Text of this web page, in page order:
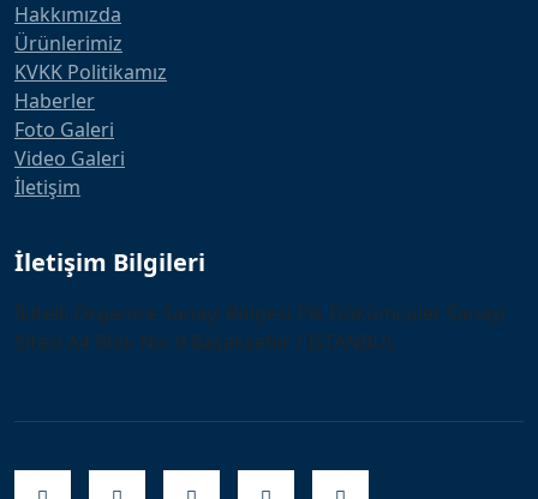
Hakkımızda
Ürünlerimiz
KVKK Politikamız
Haberler
Foto Galeri
Video Galeri
İletişim
İletişim Bilgileri
İkitelli Organize Sanayi Bölgesi Pik Dökümcüler Sanayi
Sitesi A4 Blok No: 9 Başakşehir / İSTANBUL